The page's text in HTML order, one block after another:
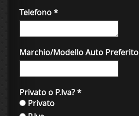
Telefono*
Marchio/Modello Auto Preferito
Privato o P.Iva?*
Privato